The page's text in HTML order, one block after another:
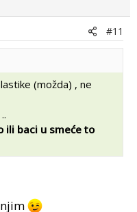
#11
(možda) , ne
ili baci u smeće to